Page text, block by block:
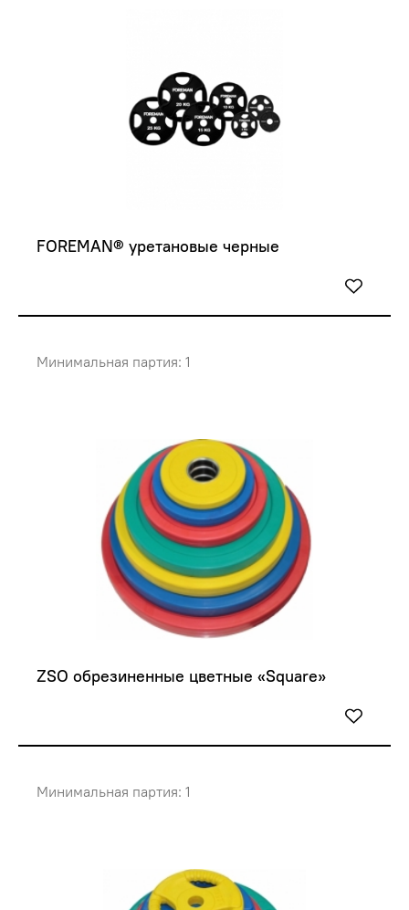
FOREMAN® уретановые черные
Минимальная партия: 1
ZSO обрезиненные цветные «Square»
Минимальная партия: 1